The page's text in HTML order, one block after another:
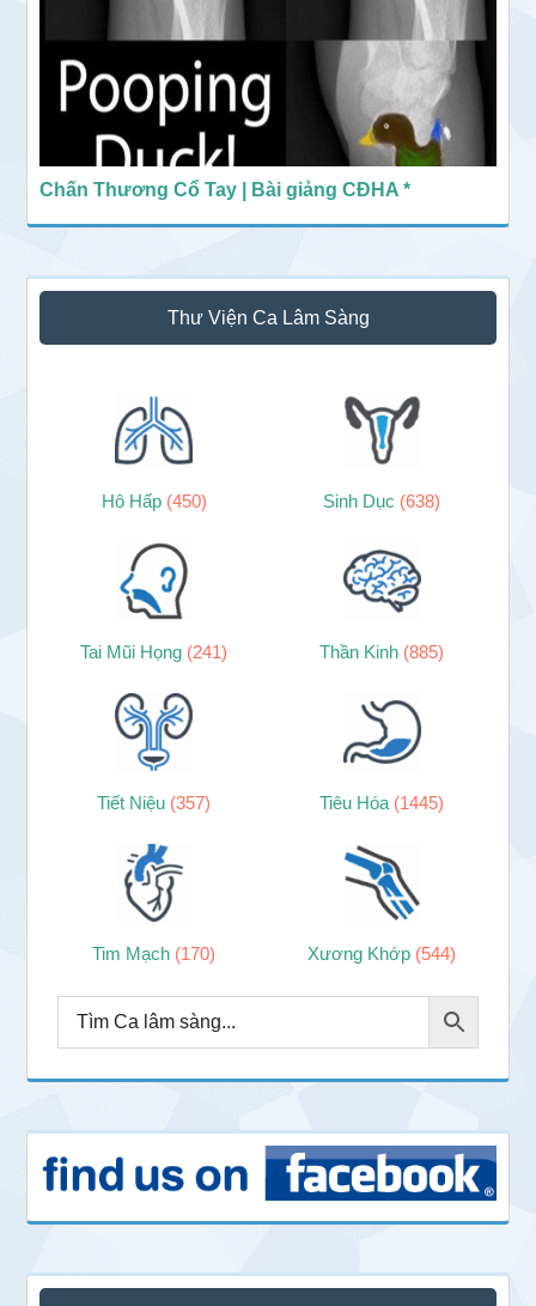
Chấn Thương Cổ Tay | Bài giảng CĐHA *
Thư Viện Ca Lâm Sàng
Hô Hấp (450) Sinh Dục (638)
Tai Mũi Họng (241) Thần Kinh (885)
Tiết Niệu (357) Tiêu Hóa (1445)
Tim Mạch (170) Xương Khớp (544)